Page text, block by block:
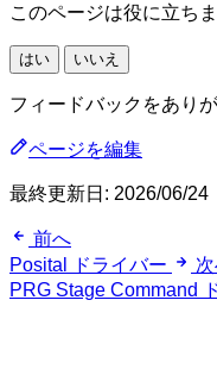
このページは役に立ち
はい いいえ
フィードバックをあり
ページを編集
最終更新日: 2026/06/24
前へ
Posital ドライバー
PRG Stage Command